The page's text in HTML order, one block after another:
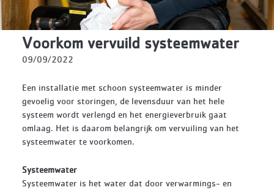
Voorkom vervuild systeemwater
09/09/2022
Een installatie met schoon systeemwater is minder
gevoelig voor storingen, de levensduur van het hele
systeem wordt verlengd en het energieverbruik gaat
omlaag. Het is daarom belangrijk om vervuiling van het
systeemwater te voorkomen.
Systeemwater
Systeemwater is het water dat door verwarmings- en